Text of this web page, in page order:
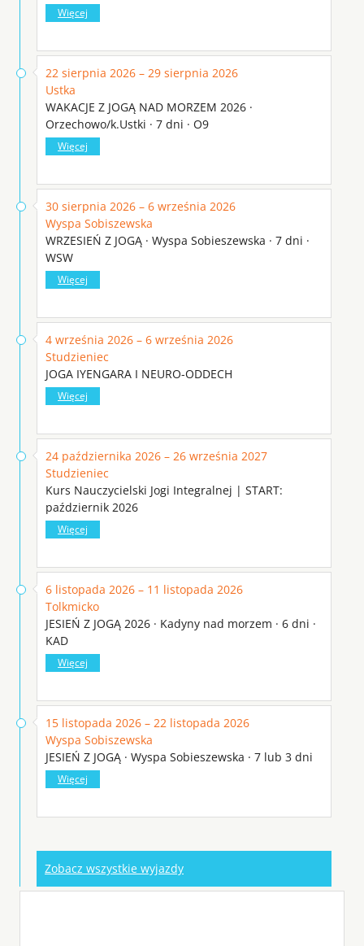
Więcej
22 sierpnia 2026 – 29 sierpnia 2026
Ustka
WAKACJE Z JOGĄ NAD MORZEM 2026 ·
Orzechowo/k.Ustki · 7 dni · O9
Więcej
30 sierpnia 2026 – 6 września 2026
Wyspa Sobiszewska
WRZESIEŃ Z JOGĄ · Wyspa Sobieszewska · 7 dni ·
WSW
Więcej
4 września 2026 – 6 września 2026
Studzieniec
JOGA IYENGARA I NEURO-ODDECH
Więcej
24 października 2026 – 26 września 2027
Studzieniec
Kurs Nauczycielski Jogi Integralnej | START:
październik 2026
Więcej
6 listopada 2026 – 11 listopada 2026
Tolkmicko
JESIEŃ Z JOGĄ 2026 · Kadyny nad morzem · 6 dni ·
KAD
Więcej
15 listopada 2026 – 22 listopada 2026
Wyspa Sobiszewska
JESIEŃ Z JOGĄ · Wyspa Sobieszewska · 7 lub 3 dni
Więcej
Zobacz wszystkie wyjazdy